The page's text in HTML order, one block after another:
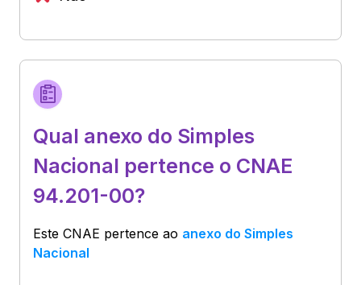
Qual anexo do Simples
Nacional pertence o CNAE
94.201-00?
Este CNAE pertence ao anexo do Simples
Nacional